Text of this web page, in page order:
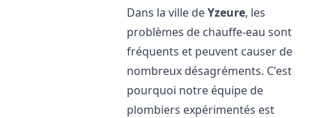
Dans la ville deYzeure, les
problèmes de chauffe-eau sont
fréquents et peuvent causer de
nombreux désagréments. C'est
pourquoi notre équipe de
plombiers expérimentés est